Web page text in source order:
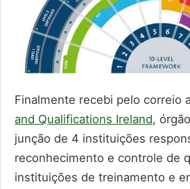
Finalmente recebi pelo correio
and Qualifications Ireland,
junção de 4 instituições
reconhecimento e controle de
instituições de treinamento e